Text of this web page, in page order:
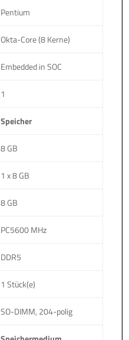
Pentium
Okta-Core (8 Kerne)
Embedded in SOC
1
Speicher
8 GB
1 x 8 GB
8 GB
PC5600 MHz
DDR5
1 Stück(e)
SO-DIMM, 204-polig